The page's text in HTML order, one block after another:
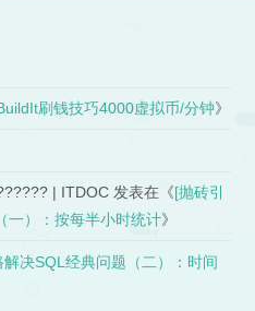
刷钱技巧4000虚拟币/分钟》
| ITDOC 发表在《[抛砖引
一）：按每半小时统计》
决SQL经典问题（二）：时间